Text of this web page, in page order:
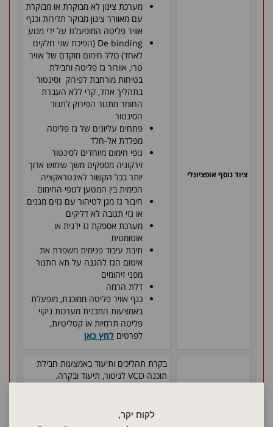
לקוח יקר,
ציוד נוסף אופציונלי
מערכת צינון לא מבוקרת או מבוקרת
עם מאוורר צינון מבוקר תדירות וכנף
אוויר פליטה המופעלת על ידי מנוע
De binding (הפיכת שני חלקים
לאחד) כולל חימום מוקדם של אוויר
טרי, אוורור גז פליטה וחבילת
בטיחות מורחבת לפירוק וסינטור
בתהליך אחד, קרי ללא העברת
החומר מתנור הפירוק לתנור
הסינטור
פתחים עליונים של גז פליטה
מפלדת אל-חלד
גופי חימום מיוחדים לסינטור
זירקוניה מספקים משך שימוש ארוך
יותר בכל הקשור לאינטראקציה
הכימית בין המטען לגופי החימום
חיבור גז מגן לטיהור עם גזים מגנים
או גזי תגובה לא דליקים
מערכת אספקת גז ידנית או
אוטומטית
תיבת עיבוד פנימית משפרת את
איטום הגז להגנה על תא התנור
מפני זיהומים
דלת הרמה
כנף אוויר פליטה ממוכנת, מופעלת
באמצעות התכנית מערכות ניקוי
פליטה תרמיות או קטליטיות,
לפרטים לחץ כאן
בקרת תהליכים ותיעוד באמצעות חבילת
תוכנה VCD לניטור, תיעוד ובקרה.
phase 3 - למידע נוסף על מתח
הספק לחץ כאן